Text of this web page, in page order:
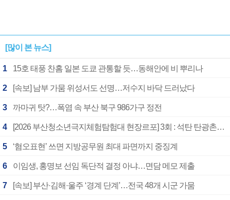
[많이 본 뉴스]
1 15호 태풍 찬홈 일본 도쿄 관통할 듯…동해안에 비 뿌리나
2 [속보] 남부 가뭄 위성서도 선명…저수지 바닥 드러났다
3 까마귀 탓?…폭염 속 부산 북구 986가구 정전
4 [2026 부산청소년극지체험탐험대 현장르포] 3회 : 석탄 탄광촌에서 북극 연구의 중심지로
5 ‘혐오표현’ 쓰면 지방공무원 최대 파면까지 중징계
6 이임생, 홍명보 선임 독단적 결정 아냐…면담 메모 제출
7 [속보] 부산·김해·울주 ‘경계 단계’…전국 48개 시군 가뭄